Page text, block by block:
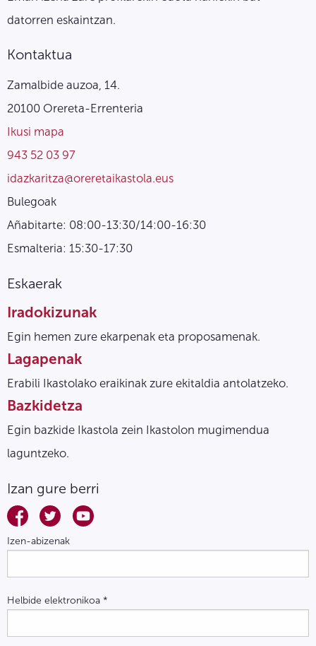
datorren eskaintzan.
Kontaktua
Zamalbide auzoa, 14.
20100 Orereta-Errenteria
Ikusi mapa
943 52 03 97
idazkaritza@oreretaikastola.eus
Bulegoak
Añabitarte: 08:00-13:30/14:00-16:30
Esmalteria: 15:30-17:30
Eskaerak
Iradokizunak
Egin hemen zure ekarpenak eta proposamenak.
Lagapenak
Erabili Ikastolako eraikinak zure ekitaldia antolatzeko.
Bazkidetza
Egin bazkide Ikastola zein Ikastolon mugimendua
laguntzeko.
Izan gure berri
Izen-abizenak
Helbide elektronikoa *